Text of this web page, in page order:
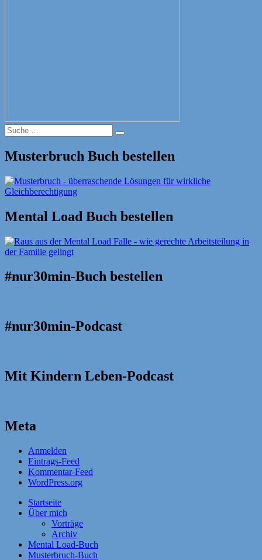
Suche
nach:
Suche
Musterbruch Buch bestellen
Mental Load Buch bestellen
#nur30min-Buch bestellen
#nur30min-Podcast
Mit Kindern Leben-Podcast
Meta
Anmelden
Eintrags-Feed
Kommentar-Feed
WordPress.org
Startseite
Über mich
Vorträge
Archiv
Mental Load-Buch
Musterbruch-Buch